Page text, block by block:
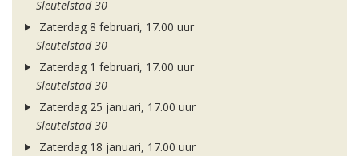
Sleutelstad 30
Zaterdag 8 februari, 17.00 uur
Sleutelstad 30
Zaterdag 1 februari, 17.00 uur
Sleutelstad 30
Zaterdag 25 januari, 17.00 uur
Sleutelstad 30
Zaterdag 18 januari, 17.00 uur